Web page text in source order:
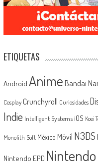
ETIQUETAS
Android Anime Bandai
Cosplay Crunchyroll Curiosidades
Indie Intelligent Systems iOS Koei
Monolith Soft México Móvil N3DS
Nintendo EPD